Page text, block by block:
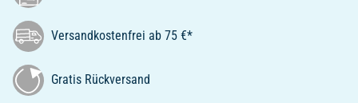
Versandkostenfrei ab 75 €*
Gratis Rückversand